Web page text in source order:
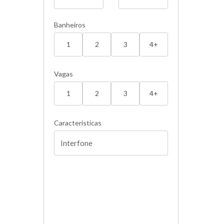
Banheiros
1 2 3 4+
Vagas
1 2 3 4+
Características